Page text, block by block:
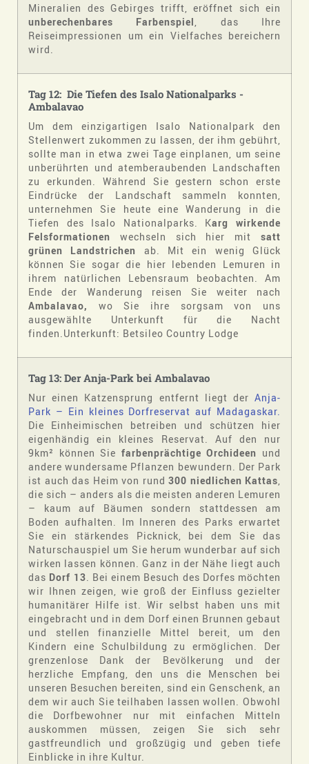
Mineralien des Gebirges trifft, eröffnet sich ein
unberechenbares Farbenspiel
, das Ihre
Reiseimpressionen um ein Vielfaches bereichern
wird.
Tag 12: Die Tiefen des Isalo Nationalparks -
Ambalavao
Um dem einzigartigen Isalo Nationalpark den
Stellenwert zukommen zu lassen, der ihm gebührt,
sollte man in etwa zwei Tage einplanen, um seine
unberührten und atemberaubenden Landschaften
zu erkunden. Während Sie gestern schon erste
Eindrücke der Landschaft sammeln konnten,
unternehmen Sie heute eine Wanderung in die
Tiefen des Isalo Nationalparks. Karg wirkende
Felsformationen wechseln sich hier mit satt
grünen Landstrichen ab. Mit ein wenig Glück
können Sie sogar die hier lebenden Lemuren in
ihrem natürlichen Lebensraum beobachten. Am
Ende der Wanderung reisen Sie weiter nach
Ambalavao,
wo Sie ihre sorgsam von uns
ausgewählte Unterkunft für die Nacht
finden.Unterkunft: Betsileo Country Lodge
Tag 13: Der Anja-Park bei Ambalavao
Nur einen Katzensprung entfernt liegt der Anja-
Park – Ein kleines Dorfreservat auf Madagaskar.
Die Einheimischen betreiben und schützen hier
eigenhändig ein kleines Reservat. Auf den nur
9km² können Sie farbenprächtige Orchideen und
andere wundersame Pflanzen bewundern. Der Park
ist auch das Heim von rund 300 niedlichen Kattas
die sich – anders als die meisten anderen Lemuren
– kaum auf Bäumen sondern stattdessen am
Boden aufhalten. Im Inneren des Parks erwartet
Sie ein stärkendes Picknick, bei dem Sie das
Naturschauspiel um Sie herum wunderbar auf sich
wirken lassen können. Ganz in der Nähe liegt auch
das Dorf 13 . Bei einem Besuch des Dorfes möchten
wir Ihnen zeigen, wie groß der Einfluss gezielter
humanitärer Hilfe ist. Wir selbst haben uns mit
eingebracht und in dem Dorf einen Brunnen gebaut
und stellen finanzielle Mittel bereit, um den
Kindern eine Schulbildung zu ermöglichen. Der
grenzenlose Dank der Bevölkerung und der
herzliche Empfang, den uns die Menschen bei
unseren Besuchen bereiten, sind ein Genschenk, an
dem wir auch Sie teilhaben lassen wollen. Obwohl
die Dorfbewohner nur mit einfachen Mitteln
auskommen müssen, zeigen Sie sich sehr
gastfreundlich und großzügig und geben tiefe
Einblicke in ihre Kultur.